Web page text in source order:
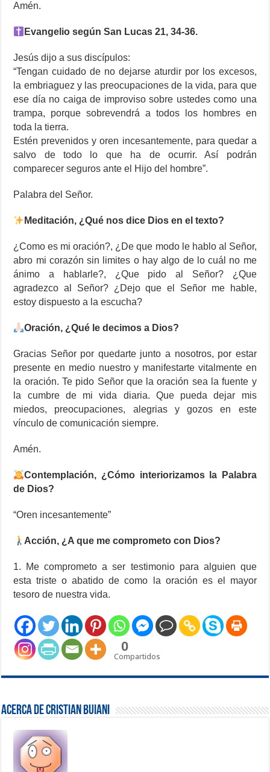
Amén.
Evangelio según San Lucas 21, 34-36.
Jesús dijo a sus discípulos:
“Tengan cuidado de no dejarse aturdir por los excesos,
la embriaguez y las preocupaciones de la vida, para que
ese día no caiga de improviso sobre ustedes como una
trampa, porque sobrevendrá a todos los hombres en
toda la tierra.
Estén prevenidos y oren incesantemente, para quedar a
salvo de todo lo que ha de ocurrir. Así podrán
comparecer seguros ante el Hijo del hombre”.
Palabra del Señor.
Meditación, ¿Qué nos dice Dios en el texto?
¿Como es mi oración?, ¿De que modo le hablo al Señor,
abro mi corazón sin limites o hay algo de lo cuál no me
ánimo a hablarle?, ¿Que pido al Señor? ¿Que
agradezco al Señor? ¿Dejo que el Señor me hable,
estoy dispuesto a la escucha?
Oración, ¿Qué le decimos a Dios?
Gracias Señor por quedarte junto a nosotros, por estar
presente en medio nuestro y manifestarte vitalmente en
la oración. Te pido Señor que la oración sea la fuente y
la cumbre de mi vida diaria. Que pueda dejar mis
miedos, preocupaciones, alegrias y gozos en este
vínculo de comunicación siempre.
Amén.
Contemplación, ¿Cómo interiorizamos la Palabra
de Dios?
“Oren incesantemente”
Acción, ¿A que me comprometo con Dios?
1. Me comprometo a ser testimonio para alguien que
esta triste o abatido de como la oración es el mayor
tesoro de nuestra vida.
0
Compartidos
Acerca de Cristian Buiani